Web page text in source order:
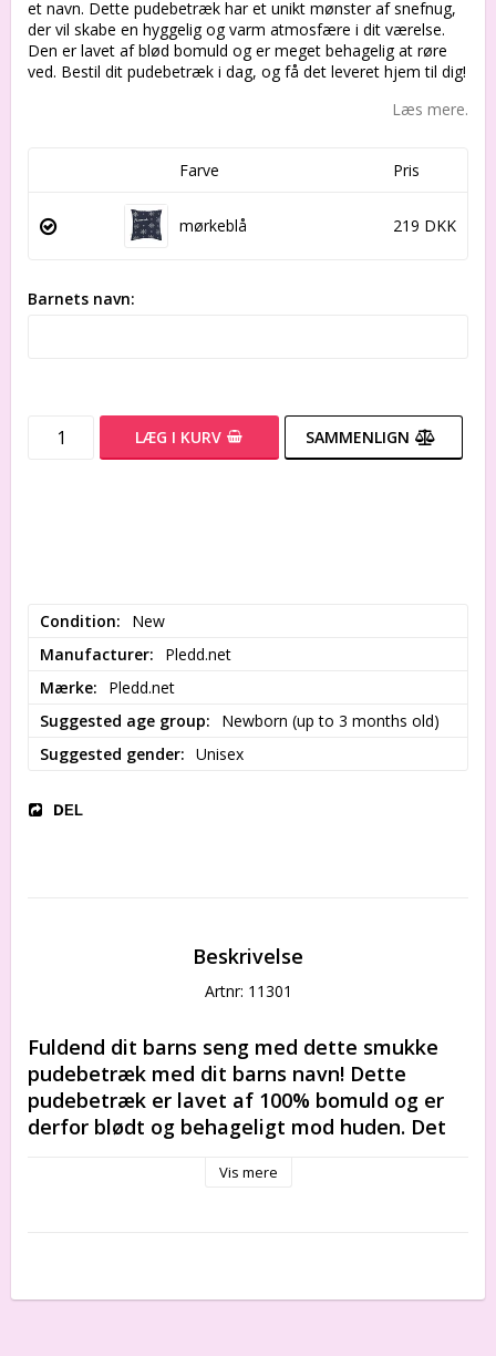
et navn. Dette pudebetræk har et unikt mønster af snefnug,
der vil skabe en hyggelig og varm atmosfære i dit værelse.
Den er lavet af blød bomuld og er meget behagelig at røre
ved. Bestil dit pudebetræk i dag, og få det leveret hjem til dig!
Læs mere.
Farve Pris
mørkeblå 219 DKK
Barnets navn:
LÆG I KURV SAMMENLIGN
Condition
New
Manufacturer
Pledd.net
Mærke
Pledd.net
Suggested age group
Newborn (up to 3 months old)
Suggested gender
Unisex
DEL
Beskrivelse
Artnr: 11301
Fuldend dit barns seng med dette smukke
pudebetræk med dit barns navn! Dette
pudebetræk er lavet af 100% bomuld og er
derfor blødt og behageligt mod huden. Det
maskine. Pudebetrækket er perfekt til at
Vis mere